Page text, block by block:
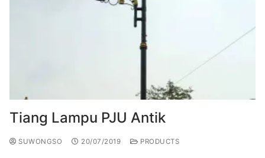
Tiang Lampu PJU Antik
SUWONGSO 20/07/2019 PRODUCTS